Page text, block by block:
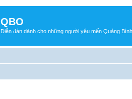
QBO
Diễn đàn dành cho những người yêu mến Quảng Bình